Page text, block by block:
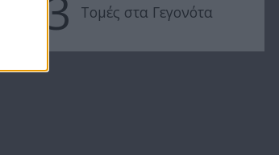
Τομές στα Γεγονότα